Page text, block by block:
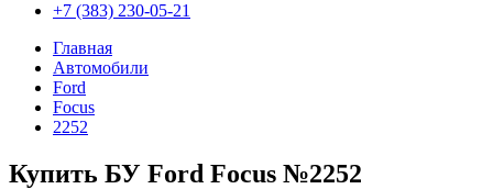
+7 (383) 230-05-21
Главная
Автомобили
Ford
Focus
2252
Купить БУ Ford Focus №2252